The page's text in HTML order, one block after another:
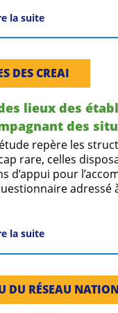
la suite
DES CREAI
lieux des
des
repère les
rare, celles
d’appui pour
adressé
la suite
DU RÉSEAU